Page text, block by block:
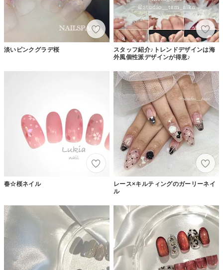
淡いピンクグラデ桜
スタッフ紹介♪トレンドデザインは海
外風個性派デザインが得意♪
春☆桜ネイル
レース×キルティングのガーリーネイ
ル